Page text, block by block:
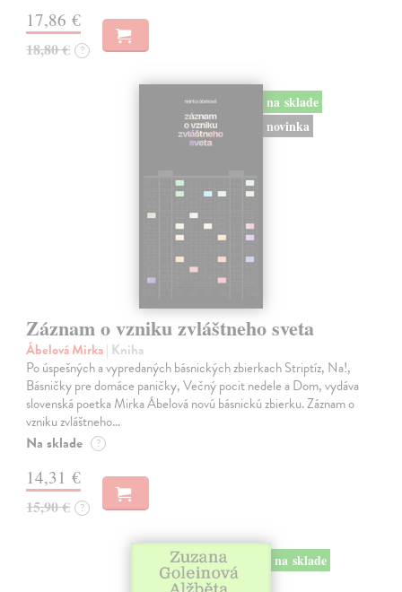
17,86 €
18,80 € ?
na sklade
novinka
Záznam o vzniku zvláštneho sveta
Ábelová Mirka| Kniha
Po úspešných a vypredaných básnických zbierkach Striptíz, Na!,
Básničky pre domáce paničky, Večný pocit nedele a Dom, vydáva
slovenská poetka Mirka Ábelová novú básnickú zbierku. Záznam o
vzniku zvláštneho…
Na sklade ?
14,31 €
15,90 € ?
na sklade